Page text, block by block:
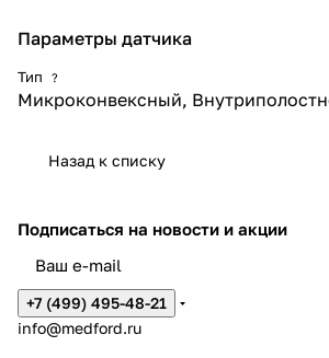
Параметры датчика
Тип ?
Микроконвексный,
Назад к списку
Подписаться на новости и акции
+7 (499) 495-48-21
info@medford.ru